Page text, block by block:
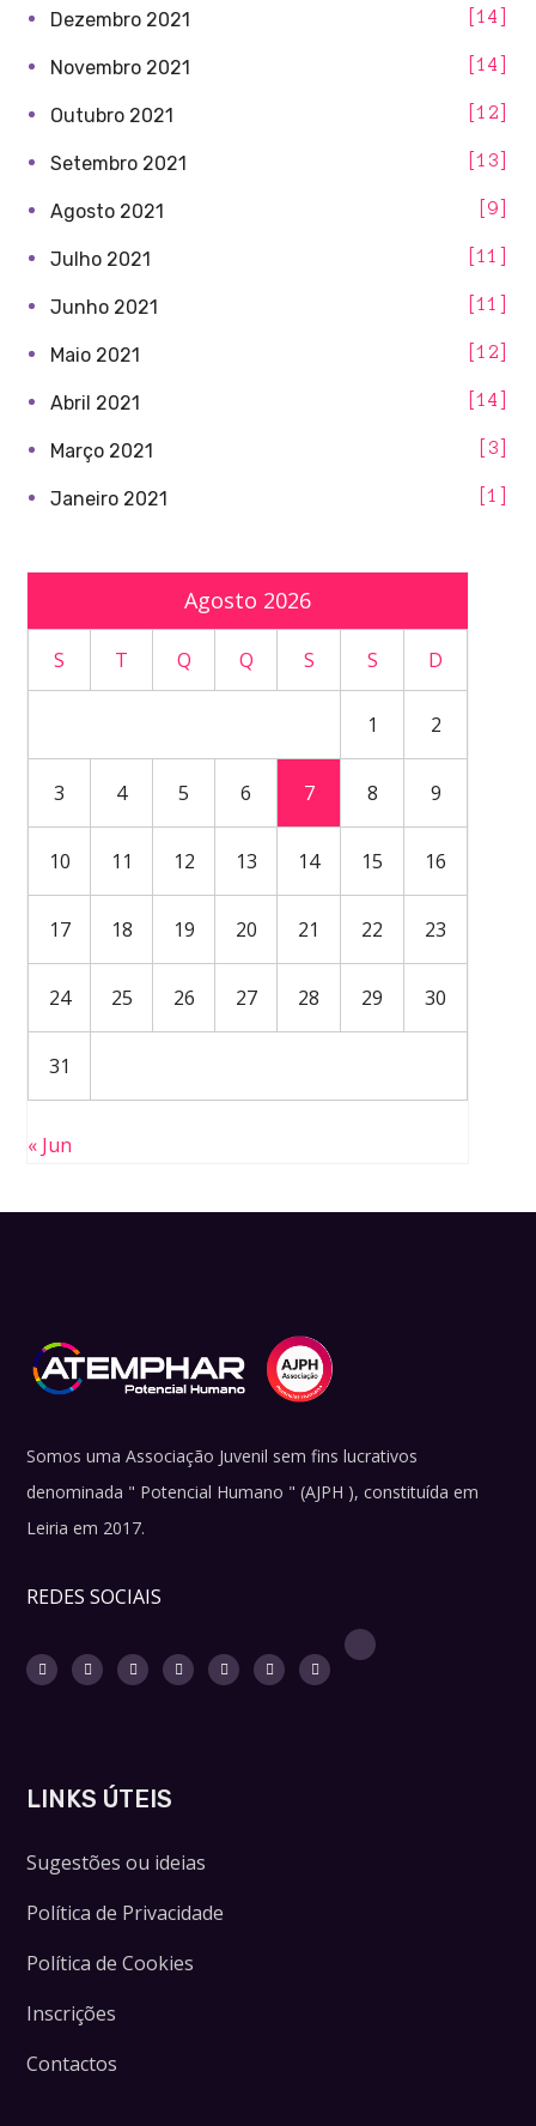
Dezembro 2021 14
Novembro 2021 14
Outubro 2021 12
Setembro 2021 13
Agosto 2021 9
Julho 2021 11
Junho 2021 11
Maio 2021 12
Abril 2021 14
Março 2021 3
Janeiro 2021 1
Agosto 2026
S T Q Q S S D
1 2
3 4 5 6 7 8 9
10 11 12 13 14 15 16
17 18 19 20 21 22 23
24 25 26 27 28 29 30
31
« Jun
Somos uma Associação Juvenil sem fins lucrativos
denominada " Potencial Humano " (AJPH ), constituída em
Leiria em 2017.
REDES SOCIAIS
LINKS ÚTEIS
Sugestões ou ideias
Política de Privacidade
Política de Cookies
Inscrições
Contactos